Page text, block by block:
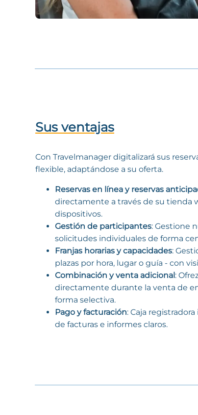
Sus ventajas
Con Travelmanager digitalizará sus
flexible, adaptándose a su oferta.
Reservas en línea y reservas
directamente a través de su tienda
dispositivos.
Gestión de participantes: Gestione
solicitudes individuales de forma
Franjas horarias y capacidades:
plazas por hora, lugar o guía - con
Combinación y venta adicional:
directamente durante la venta de
forma selectiva.
Pago y facturación: Caja
de facturas e informes claros.